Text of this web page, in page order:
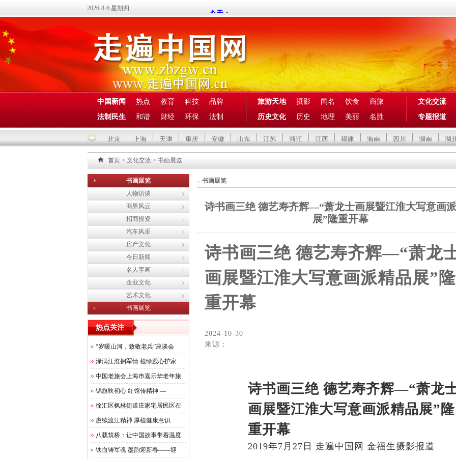
2026-8-6 星期四
中国新闻 热点 教育 科技
品牌
法制民生
和谐 财经 环保 法制
旅游天地 摄影 闻名 饮食
商旅
历史文化
历史 地理 美丽 名胜
文化交流
专题报道
北京 上海 天津 重庆 安徽 山东 江苏 浙江 江西 福建 海南 四川 湖南 湖
首页 > 文化交流 > 书画展览
书画展览
人物访谈
商界风云
招商投资
汽车风采
房产文化
今日新闻
名人字画
企业文化
艺术文化
书画展览
热点关注
“岁暖山河，致敬老兵”座谈会
渌满江淮拥军情 植绿践心护家
中国老旅会上海市嘉乐华老年旅
锦旗映初心 红馆传精神 —
徐汇区枫林街道庄家宅居民区在
赓续渡江精神 厚植健康意识
八载筑桥：让中国故事带着温度
铁血铸军魂 墨韵迎新春——迎
书画展览
诗书画三绝 德艺寿齐辉―“萧龙士画展暨江淮大写意画
展”隆重开幕
诗书画三绝 德艺寿齐辉―“萧龙
画展暨江淮大写意画派精品展”隆
重开幕
2024-10-30
来源：
诗书画三绝 德艺寿齐辉―“萧龙
画展暨江淮大写意画派精品展”隆
重开幕
2019年7月27日 走遍中国网 金福生摄影报道